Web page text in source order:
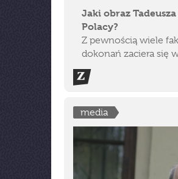
Jaki obraz
Polacy?
Z pewnością wiele
dokonań zaciera się
media